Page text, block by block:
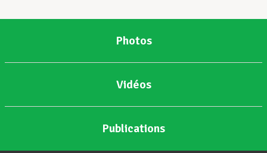
Photos
Vidéos
Publications